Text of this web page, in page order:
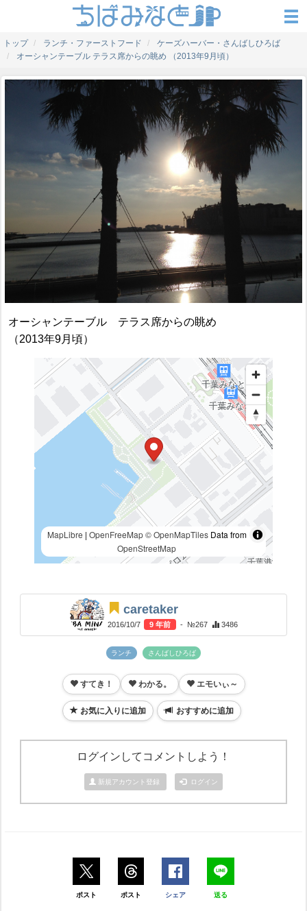
トップ ランチ・ファーストフード
ケーズハーバー・さんばしひろば
オーシャンテーブル テラス席からの眺め （2013年9月頃）
オーシャンテーブル テラス席からの眺め
（2013年9月頃）
MapLibre | OpenFreeMap © OpenMapTilesData from
OpenStreetMap
caretaker
2016/10/7 9 年前 - №267 3486
ランチ さんばしひろば
すてき！ わかる。 エモいぃ～
お気に入りに追加 おすすめに追加
ログインしてコメントしよう！
新規アカウント登録 ログイン
ポスト ポスト シェア 送る